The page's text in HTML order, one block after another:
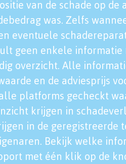
van de schade op de
was. Zelfs
eventuele
geen enkele informatie
overzicht. Alle
en de adviesprijs
platforms gecheckt
krijgen in
in de geregistreerde
Bekijk welke
met één klik op de